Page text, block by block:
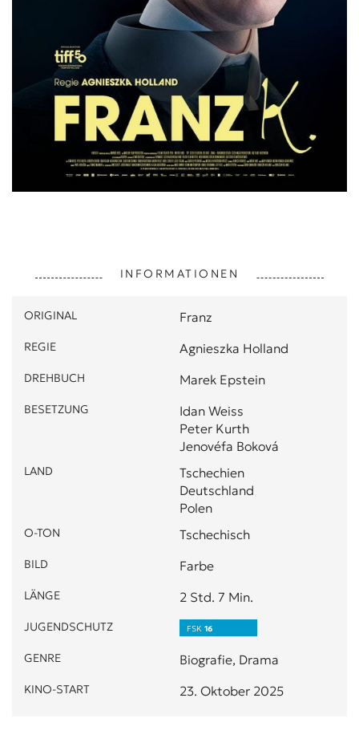
INFORMATIONEN
ORIGINAL Franz
REGIE Agnieszka Holland
DREHBUCH Marek Epstein
BESETZUNG
Idan Weiss
Peter Kurth
Jenovéfa Boková
LAND
Tschechien
Deutschland
Polen
O-TON Tschechisch
BILD Farbe
LÄNGE 2 Std. 7 Min.
JUGENDSCHUTZ FSK 16
GENRE Biografie, Drama
KINO-START 23. Oktober 2025